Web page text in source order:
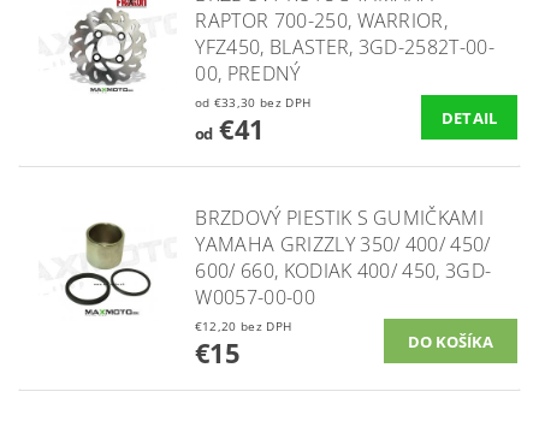
RAPTOR 700-250, WARRIOR,
YFZ450, BLASTER, 3GD-2582T-00-
00, PREDNÝ
od €33,30 bez DPH
od€41 DETAIL
BRZDOVÝ PIESTIK S GUMIČKAMI
YAMAHA GRIZZLY 350/ 400/ 450/
600/ 660, KODIAK 400/ 450, 3GD-
W0057-00-00
€12,20 bez DPH
€15